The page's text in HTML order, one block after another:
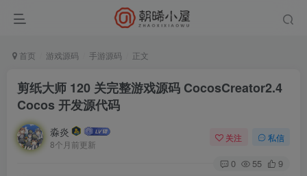
首页 游戏源码 手游源码 正文
剪纸大师 120 关完整游戏源码 CocosCreator2.4
Cocos 开发源代码
淼炎
8个月前更新
关注 私信
0 55 9